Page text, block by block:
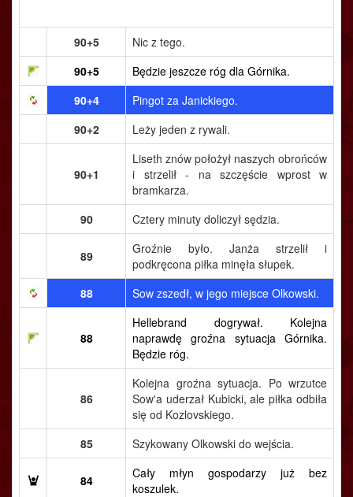
90+5
Nic z tego.
90+5
Będzie jeszcze róg dla Górnika.
90+4
Pingot za Janickiego.
90+2
Leży jeden z rywali.
90+1
Liseth znów położył naszych obrońców
i strzelił - na szczęście wprost w
bramkarza.
90
Cztery minuty doliczył sędzia.
89
Groźnie było. Janża strzelił i
podkręcona piłka minęła słupek.
88
Sow zszedł, w jego miejsce Olkowski.
88
Hellebrand dogrywał. Kolejna
naprawdę groźna sytuacja Górnika.
Będzie róg.
86
Kolejna groźna sytuacja. Po wrzutce
Sow'a uderzał Kubicki, ale piłka odbiła
się od Kozlovskiego.
85
Szykowany Olkowski do wejścia.
84
Cały młyn gospodarzy już bez
koszulek.